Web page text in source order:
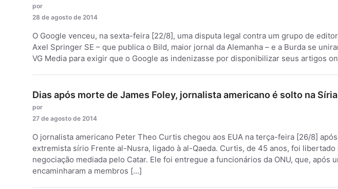
por
28 de agosto de 2014
O Google venceu, na sexta-feira [22/8], uma disputa legal contra um grupo de
Axel Springer SE – que publica o Bild, maior jornal da Alemanha – e a Burda se
VG Media para exigir que o Google as indenizasse por disponibilizar seus artigos
Dias após morte de James Foley, jornalista americano é solto na Síria
por
27 de agosto de 2014
O jornalista americano Peter Theo Curtis chegou aos EUA na terça-feira [26/8]
extremista sírio Frente al-Nusra, ligado à al-Qaeda. Curtis, de 45 anos, foi
negociação mediada pelo Catar. Ele foi entregue a funcionários da ONU, que, após
encaminharam a membros […]